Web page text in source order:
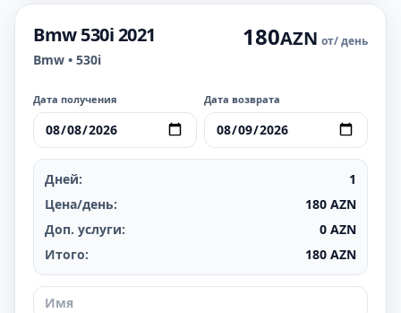
Bmw 530i 2021
Bmw • 530i
180AZN от/ день
Дата получения Дата возврата
Дней:
1
Цена/день:
180 AZN
Доп. услуги:
0 AZN
Итого:
180 AZN